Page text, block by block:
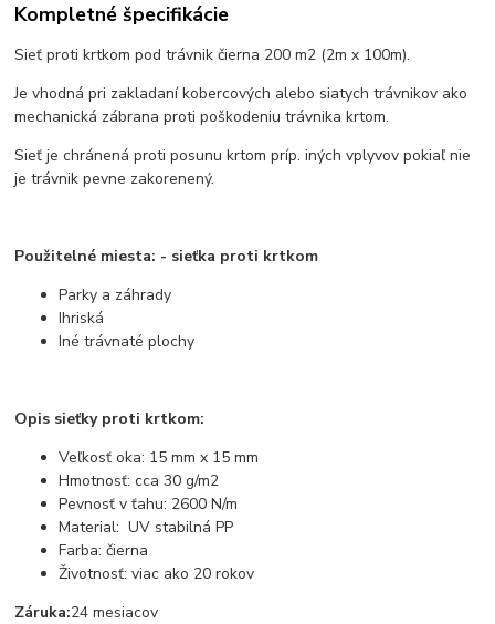
Kompletné špecifikácie
Sieť proti krtkom pod trávnik čierna 200 m2 (2m x 100m).
Je vhodná pri zakladaní kobercových alebo siatych trávnikov ako
mechanická zábrana proti poškodeniu trávnika krtom.
Sieť je chránená proti posunu krtom príp. iných vplyvov pokiaľ nie
je trávnik pevne zakorenený.
Použitelné miesta: - sieťka proti krtkom
Parky a záhrady
Ihriská
Iné trávnaté plochy
Opis sieťky proti krtkom:
Veľkosť oka: 15 mm x 15 mm
Hmotnosť: cca 30 g/m2
Pevnosť v ťahu: 2600 N/m
Material: UV stabilná PP
Farba: čierna
Životnosť: viac ako 20 rokov
Záruka:24 mesiacov